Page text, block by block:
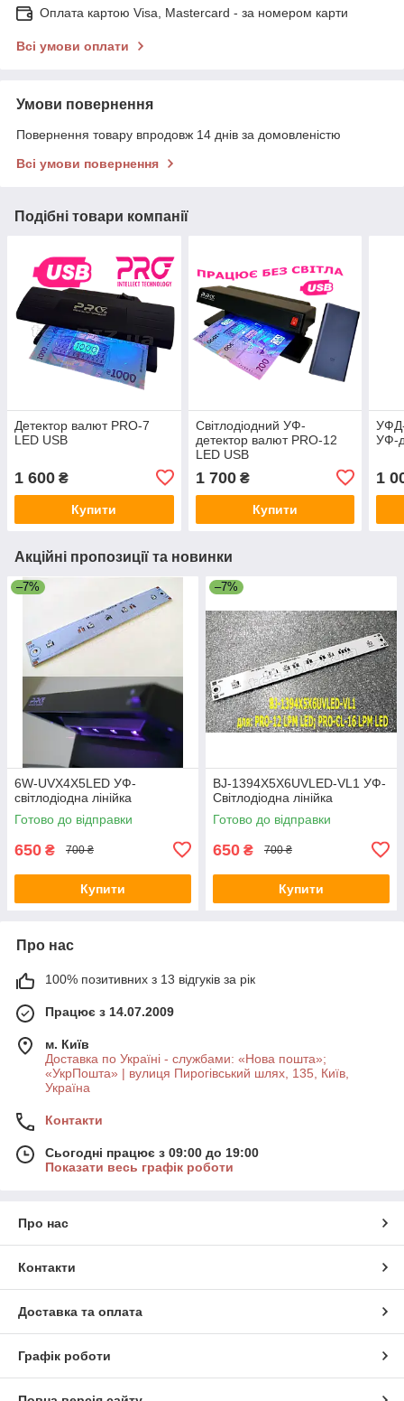
Оплата картою Visa, Mastercard - за номером карти
Всі умови оплати
Умови повернення
Повернення товару впродовж 14 днів за домовленістю
Всі умови повернення
Подібні товари компанії
Детектор валют PRO-7
LED USB
1 600 ₴
Купити
Світлодіодний УФ-
детектор валют PRO-12
LED USB
1 700₴
Купити
УФД-
УФ-
1
Акційні пропозиції та новинки
–7%
6W-UVX4X5LED УФ-
світлодіодна лінійка
Готово до відправки
650 ₴ 700 ₴
Купити
–7%
BJ-1394X5X6UVLED-VL1 УФ-
Світлодіодна лінійка
Готово до відправки
650 ₴ 700 ₴
Купити
Про нас
100% позитивних з 13 відгуків за рік
Працює з 14.07.2009
м. Київ
Доставка по Україні - службами: «Нова пошта»;
«УкрПошта» | вулиця Пирогівський шлях, 135, Київ,
Україна
Контакти
Сьогодні працює з 09:00 до 19:00
Показати весь графік роботи
Про нас
Контакти
Доставка та оплата
Графік роботи